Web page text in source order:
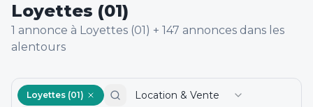
Loyettes (01)
1 annonce à Loyettes (01) + 147 annonces dans les
alentours
Loyettes (01)
Location & Vente